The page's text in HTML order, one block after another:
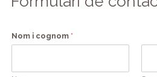
Nom i cognom *